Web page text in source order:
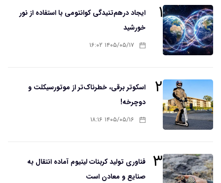
۱
ایجاد درهم‌تنیدگی کوانتومی با استفاده از نور
خورشید
۱۴۰۵/۰۵/۱۷ ۱۶:۰۲
۲
اسکوتر برقی، خطرناک‌تر از موتورسیکلت و
دوچرخه!
۱۴۰۵/۰۵/۱۶ ۱۸:۱۶
۳
فناوری تولید کربنات لیتیوم آماده انتقال به
صنایع و معادن است